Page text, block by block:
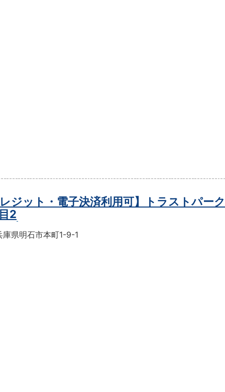
レジット・電子決済利用可】トラストパー
2
庫県明石市本町1-9-1